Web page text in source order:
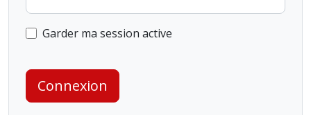
Garder ma session active
Connexion